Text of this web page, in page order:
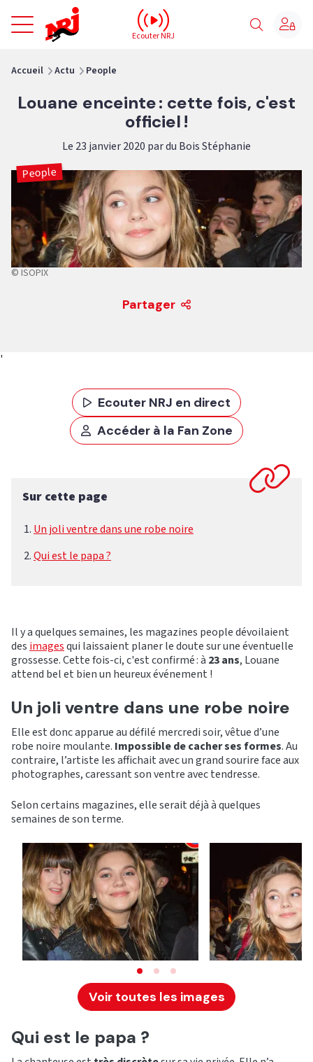
NRJ - Accueil
Ecouter NRJ
Accueil Actu People
Louane enceinte : cette fois, c'est
officiel !
Le 23 janvier 2020 par du Bois Stéphanie
People
© ISOPIX
Partager
'
Ecouter NRJ en direct
Accéder à la Fan Zone
Sur cette page
Un joli ventre dans une robe noire
Qui est le papa ?
Il y a quelques semaines, les magazines people dévoilaient
des imagesqui laissaient planer le doute sur une éventuelle
grossesse. Cette fois-ci, c'est confirmé : à 23 ans, Louane
attend bel et bien un heureux événement !
Un joli ventre dans une robe noire
Elle est donc apparue au défilé mercredi soir, vêtue d’une
robe noire moulante. Impossible de cacher ses formes. Au
contraire, l’artiste les affichait avec un grand sourire face aux
photographes, caressant son ventre avec tendresse.
Selon certains magazines, elle serait déjà à quelques
semaines de son terme.
Voir toutes les images
Qui est le papa ?